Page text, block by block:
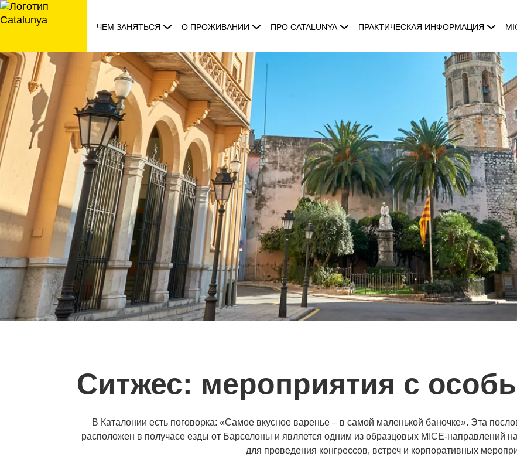
перейти
к
ЧЕМ ЗАНЯТЬСЯ О ПРОЖИВАНИИ ПРО CATALUNYA ПРАКТИЧЕСКАЯ ИНФОРМАЦИЯ
Ситжес: мероприятия с
В Каталонии есть поговорка: «Самое вкусное варенье – в самой маленькой баночке». Эта
расположен в получасе езды от Барселоны и является одним из образцовых MICE-направлений
для проведения конгрессов, встреч и корпоративных